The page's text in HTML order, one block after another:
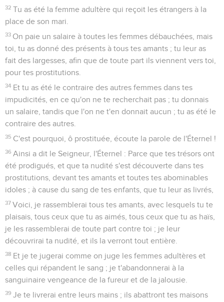
32 Tu as été la femme adultère qui reçoit les étrangers à la
place de son mari.
33 On paie un salaire à toutes les femmes débauchées, mais
toi, tu as donné des présents à tous tes amants ; tu leur as
fait des largesses, afin que de toute part ils viennent vers toi,
pour tes prostitutions.
34 Et tu as été le contraire des autres femmes dans tes
impudicités, en ce qu'on ne te recherchait pas ; tu donnais
un salaire, tandis que l'on ne t'en donnait aucun ; tu as été le
contraire des autres.
35 C'est pourquoi, ô prostituée, écoute la parole de l'Éternel !
36 Ainsi a dit le Seigneur, l'Éternel : Parce que tes trésors ont
été prodigués, et que ta nudité s'est découverte dans tes
prostitutions, devant tes amants et toutes tes abominables
idoles ; à cause du sang de tes enfants, que tu leur as livrés,
37 Voici, je rassemblerai tous tes amants, avec lesquels tu te
plaisais, tous ceux que tu as aimés, tous ceux que tu as haïs,
je les rassemblerai de toute part contre toi ; je leur
découvrirai ta nudité, et ils la verront tout entière.
38 Et je te jugerai comme on juge les femmes adultères et
celles qui répandent le sang ; je t'abandonnerai à la
sanguinaire vengeance de la fureur et de la jalousie.
39 Je te livrerai entre leurs mains ; ils abattront tes maisons